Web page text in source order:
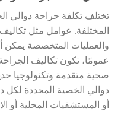
تختلف تكلفة جراحة دوالي
المختلفة. عوامل مثل
والعمليات المتخصصة يمكن
عمومًا، تكون تكاليف
صحية متقدمة وتكنولوجيا
دوالي الخصية المحددة لكل
أو المستشفيات المحلية أو